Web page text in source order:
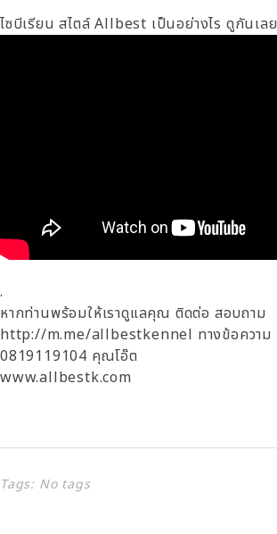
ไซบีเรียน สไตล์ Allbest เป็นอย่างไร ดูกันเลย
.
หากท่านพร้อมให้เราดูแลคุณ ติดต่อ สอบถาม
http://m.me/allbestkennel ทางข้อความ
0819119104 คุณโอ๊ต
www.allbestk.com
Tags: No tags